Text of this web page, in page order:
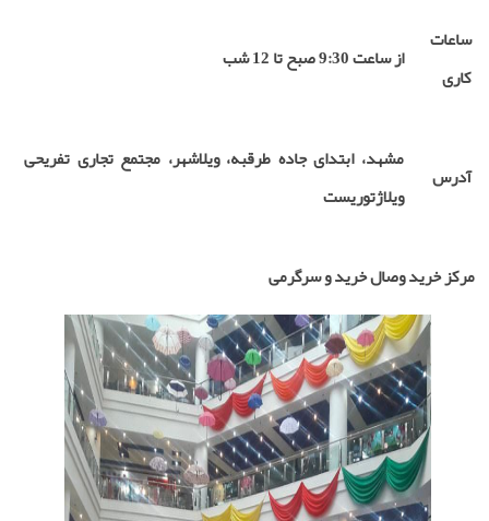
ساعات
کاری
از ساعت 9:30 صبح تا 12 شب
آدرس
مشهد، ابتدای جاده طرقبه، ویلاشهر، مجتمع تجاری تفریحی
ویلاژتوریست
مرکز خرید وصال خرید و سرگرمی